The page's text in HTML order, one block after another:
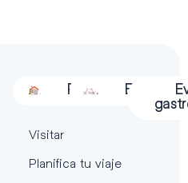
Alojamiento
Restauración
Actividades
Visitar
Planifica tu viaje